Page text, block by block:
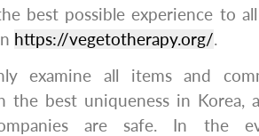
best possible experience to
https://vegetotherapy.org/.
examine all items and
the best uniqueness in Korea,
are safe. ​In the